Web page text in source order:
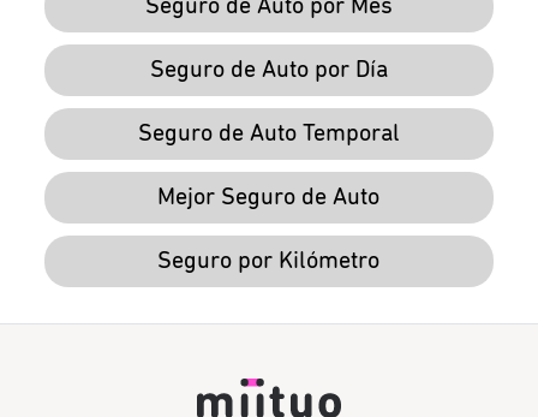
Seguro de Auto por Mes
Seguro de Auto por Día
Seguro de Auto Temporal
Mejor Seguro de Auto
Seguro por Kilómetro